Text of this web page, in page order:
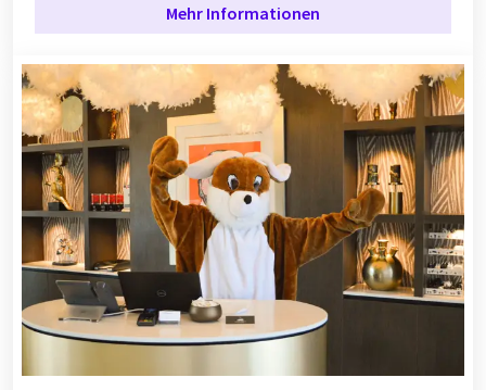
Mehr Informationen